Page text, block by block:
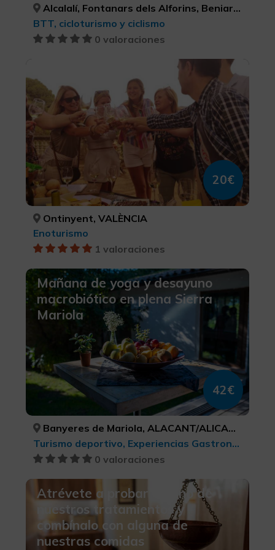
Alcalalí, Fontanars dels Alforins, Beniarbeig, Gandia, La Vall de Laguar, La Vall d'Ebo, La Vall de Gallinera, Dénia, Calp, ALACANT/ALICANTE, VALÈNCIA, ALACANT/ALICANTE, VALÈNCIA, ALACANT/ALICANTE, ALACANT/ALICANTE, ALACANT/ALICANTE, ALACANT/ALICANTE, ALACANT/ALICANTE
BTT, cicloturismo y ciclismo
0 valoraciones
20€
Ontinyent, VALÈNCIA
Enoturismo
1 valoraciones
Mañana de yoga y desayuno
macrobiótico en plena Sierra
Mariola
42€
Banyeres de Mariola, ALACANT/ALICANTE
Turismo deportivo, Experiencias Gastronómicas l'Exquisit Mediterrani, Turismo gastronómico
0 valoraciones
Atrévete a probar alguno de
nuestros tratamientos y
combínalo con alguna de
nuestras comidas